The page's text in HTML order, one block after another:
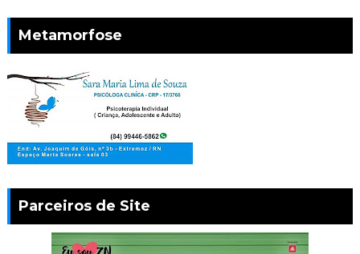
Metamorfose
Parceiros de Site